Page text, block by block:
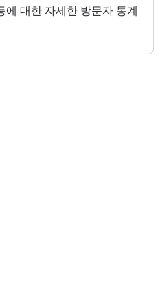
에 대한 자세한 방문자 통계